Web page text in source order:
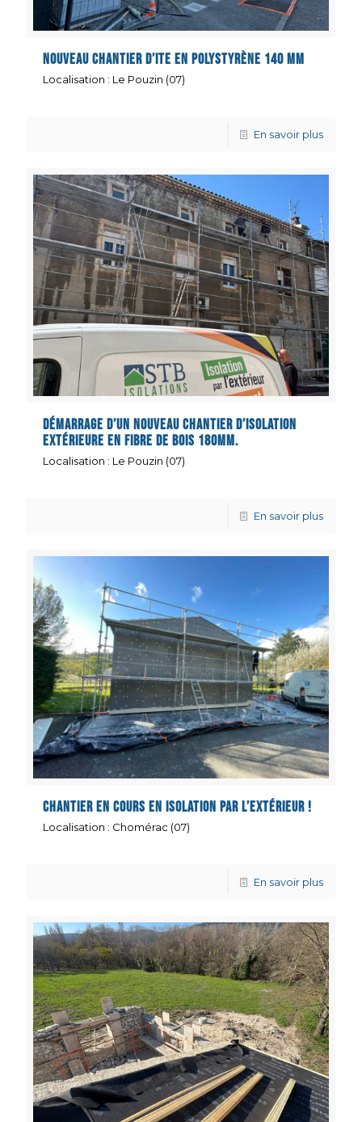
Nouveau Chantier d’ITE en polystyrène 140 mm
Localisation : Le Pouzin (07)
En savoir plus
Démarrage d’un nouveau chantier d’isolation
extérieure en fibre de bois 180mm.
Localisation : Le Pouzin (07)
En savoir plus
Chantier en cours en isolation par l’extérieur !
Localisation : Chomérac (07)
En savoir plus